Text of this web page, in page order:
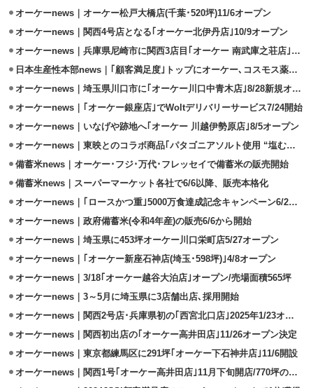
オーケーnews｜オーケー松戸大橋店(千葉･520坪)11/6オープン
オーケーnews｜関西4号店となる｢オーケー北伊丹店｣10/9オープン
オーケーnews｜兵庫県尼崎市に関西3店目｢オーケー 南武庫之荘店｣9/18出店
日本生産性本部news｜｢顧客満足度｣トップにオーケー､コスモス薬品が選出
オーケーnews｜埼玉県川口市に｢オーケー川口中青木店｣8/28新規オープン
オーケーnews｜｢オーケー銀座店｣でWoltデリバリーサービス7/24開始
オーケーnews｜いなげや跡地へ｢オーケー 川越伊勢原店｣8/5オープン
オーケーnews｜東映とのコラボ商品｢パタゴニアソルト使用 “塩むすび“｣発売
備蓄米news｜オーケー･フジ･万代･フレッセイで備蓄米の販売開始
備蓄米news｜スーパーマーケット各社で6/6以降、販売本格化
オーケーnews｜｢ロースかつ重｣5000万食達成記念キャンペーン6/2から実施
オーケーnews｜政府備蓄米(令和4年産)の販売6/6から開始
オーケーnews｜埼玉県に453坪オーケー川口栄町店5/27オープン
オーケーnews｜｢オーケー新座石神店(埼玉･598坪)｣4/8オープン
オーケーnews｜3/18｢オーケー越谷大泊店｣オープン/売場面積565坪
オーケーnews｜3～5月に埼玉県に3店舗出店､採用開始
オーケーnews｜関西2号店･兵庫県初の｢西宮北口店｣2025年1/23オープン
オーケーnews｜関西初出店の｢オーケー高井田店｣11/26オープン決定
オーケーnews｜東京都練馬区に291坪｢オーケー下石神井店｣11/6開設
オーケーnews｜関西1号｢オーケー高井田店｣11月下旬開店/770坪の大型店